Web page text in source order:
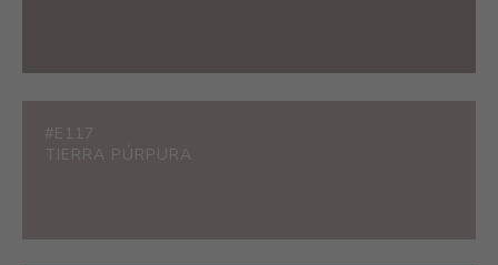
#E117
TIERRA PÚRPURA